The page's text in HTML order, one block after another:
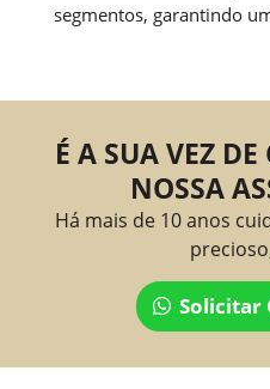
segmentos, garantindo
É A SUA VEZ
NOSSA
Há mais de 10 anos
Solicitar